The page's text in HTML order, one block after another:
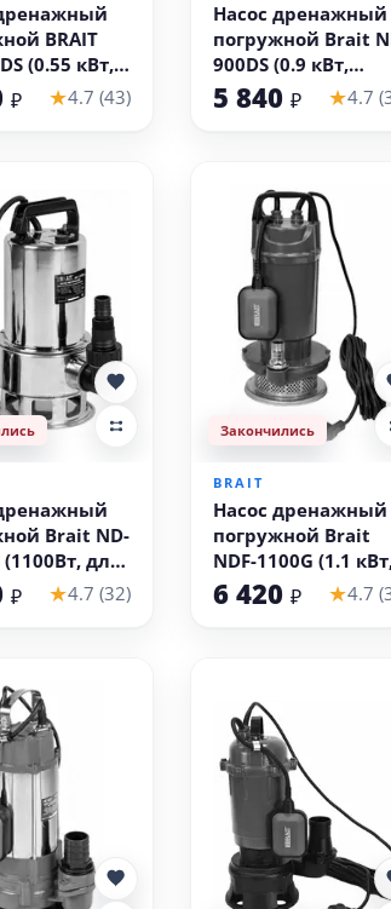
BRAIT
(0.55 кВт,
вода)
₽ ★4.7 (43)
Насос дренажный
погружной Brait
900DS (0.9 кВт,
грязная вода)
5 840 ₽ ★4.7
Brait ND-
воды)
₽ ★4.7 (32)
Закончились
BRAIT
Насос дренажный
погружной Brait
NDF-1100G (1.1
сетка, грязная
6 420 ₽ ★4.7